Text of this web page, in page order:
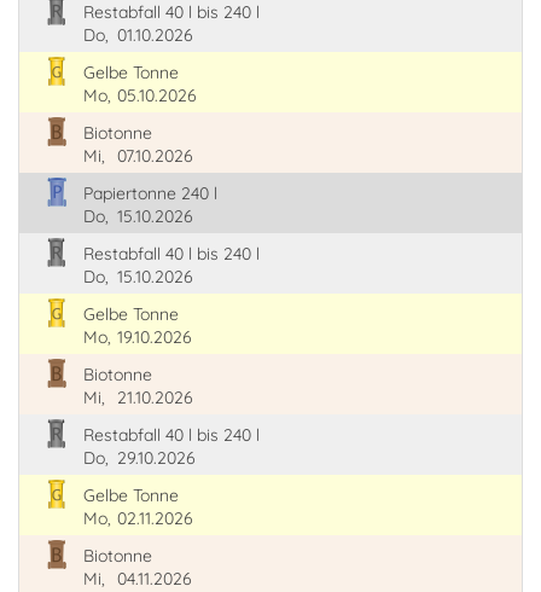
Restabfall 40 l bis 240 l
Do, 01.10.2026
Gelbe Tonne
Mo, 05.10.2026
Biotonne
Mi,
07.10.2026
Papiertonne 240 l
Do, 15.10.2026
Restabfall 40 l bis 240 l
Do, 15.10.2026
Gelbe Tonne
Mo, 19.10.2026
Biotonne
Mi,
21.10.2026
Restabfall 40 l bis 240 l
Do, 29.10.2026
Gelbe Tonne
Mo, 02.11.2026
Biotonne
Mi,
04.11.2026